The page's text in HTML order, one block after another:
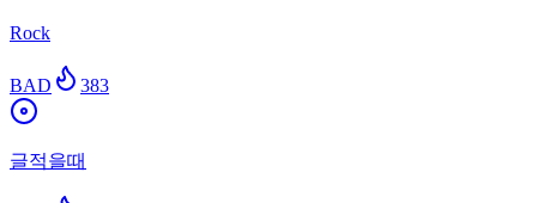
Rock
BAD 383
글적을때